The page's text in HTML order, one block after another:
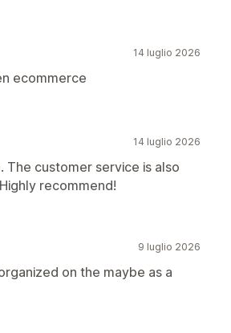
14 luglio 2026
ecommerce
14 luglio 2026
The customer service is also
recommend!
9 luglio 2026
on the maybe as a